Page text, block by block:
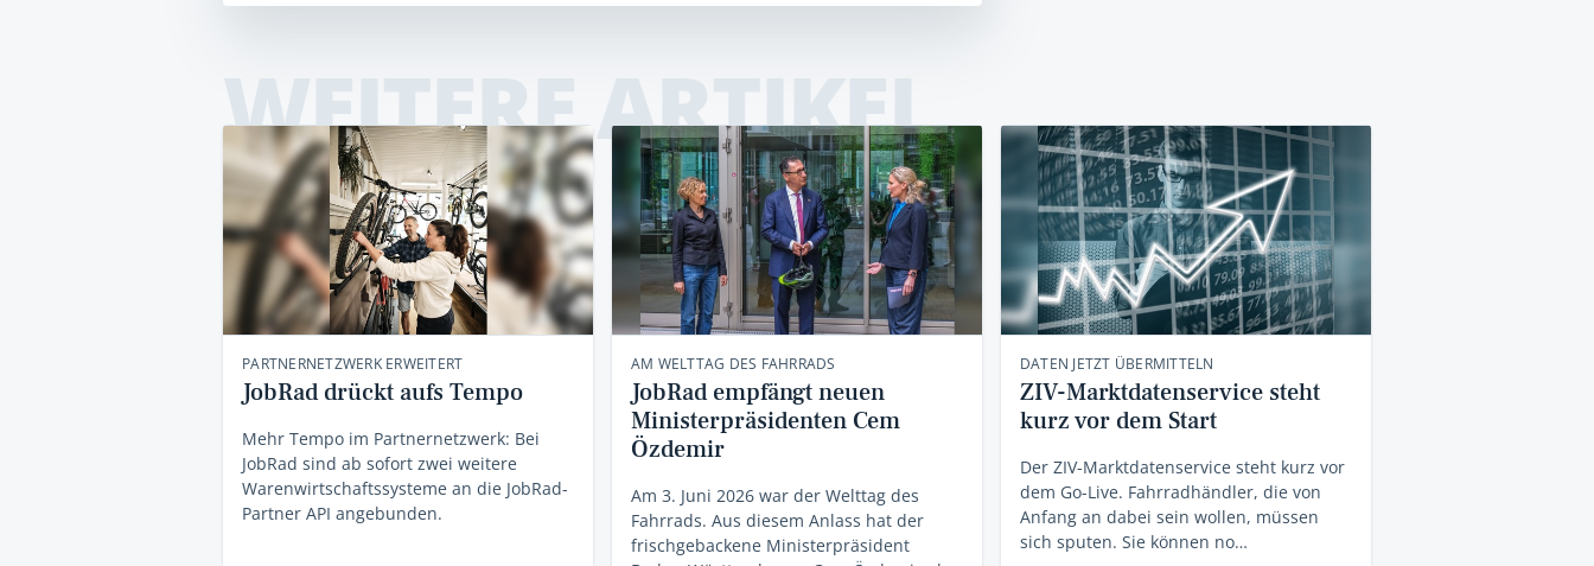
WEITERE ARTIKEL
PARTNERNETZWERK ERWEITERT
JobRad drückt aufs Tempo
Mehr Tempo im Partnernetzwerk: Bei
JobRad sind ab sofort zwei weitere
Warenwirtschaftssysteme an die JobRad-
Partner API angebunden.
AM WELTTAG DES FAHRRADS
JobRad empfängt neuen
Ministerpräsidenten Cem
Özdemir
Am 3. Juni 2026 war der Welttag des
Fahrrads. Aus diesem Anlass hat der
frischgebackene Ministerpräsident
DATEN JETZT ÜBERMITTELN
ZIV-Marktdatenservice steht
kurz vor dem Start
Der ZIV-Marktdatenservice steht kurz vor
dem Go-Live. Fahrradhändler, die von
Anfang an dabei sein wollen, müssen
sich sputen. Sie können no…